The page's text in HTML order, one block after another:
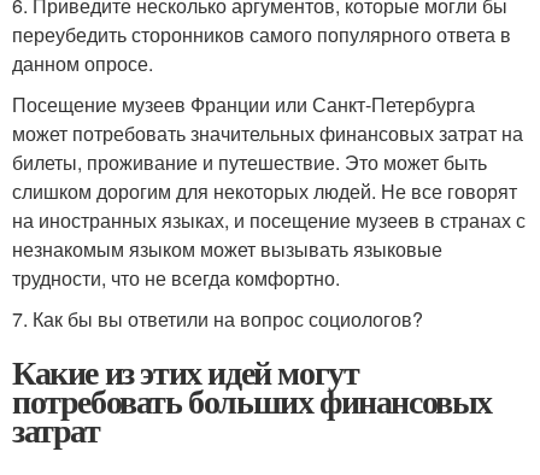
переубедить сторонников самого популярного ответа в
данном опросе.
Посещение музеев Франции или Санкт-Петербурга
может потребовать значительных финансовых затрат на
билеты, проживание и путешествие. Это может быть
слишком дорогим для некоторых людей. Не все говорят
на иностранных языках, и посещение музеев в странах с
незнакомым языком может вызывать языковые
трудности, что не всегда комфортно.
7. Как бы вы ответили на вопрос социологов?
Какие из этих идей могут
потребовать больших финансовых
затрат